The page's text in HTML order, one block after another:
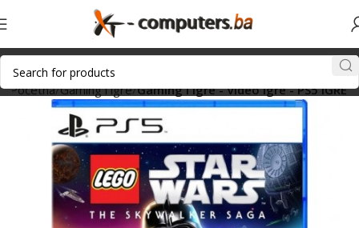
Početna Gaming i igre Gaming i igre - Video igre - PS5 IGRE